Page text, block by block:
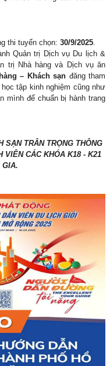
thi tuyển chọn: 30/9/2025
Quản trị Dịch vụ Du lịch &
trị Nhà hàng và Dịch vụ ăn
– Khách sạn đăng tham
tập kinh nghiệm cũng như
mình để chuẩn bị hành trang
SẠNTRÂN TRỌNG THÔNG
VIÊN CÁC KHÓA K18 - K21
GIA.